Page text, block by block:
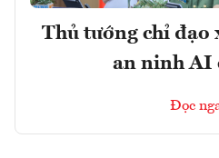
Thủ tướng chỉ đạo
an ninh AI
Đọc